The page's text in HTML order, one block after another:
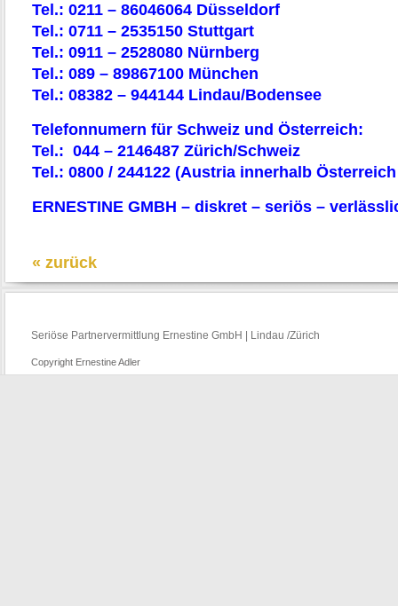
Tel.: 0211 – 86046064 Düsseldorf
Tel.: 0711 – 2535150 Stuttgart
Tel.: 0911 – 2528080 Nürnberg
Tel.: 089 – 89867100 München
Tel.: 08382 – 944144 Lindau/Bodensee
Telefonnumern für Schweiz und Österreich:
Tel.: 044 – 2146487 Zürich/Schweiz
Tel.: 0800 / 244122 (Austria innerhalb
ERNESTINE GMBH – diskret – seriös –
« zurück
Seriöse Partnervermittlung Ernestine GmbH | Lindau /Zürich
Copyright Ernestine Adler